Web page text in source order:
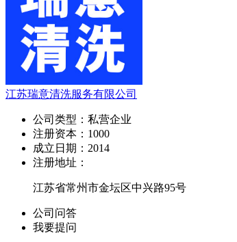
江苏瑞意清洗服务有限公司
公司类型： 私营企业
注册资本： 1000
成立日期： 2014
注册地址：
江苏省常州市金坛区中兴路95号
公司问答
我要提问